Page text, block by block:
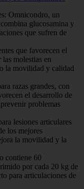
Omnicondro, un
glucosamina y
que sufren de
que favorecen el
molestias en
la movilidad y calidad
razas grandes, con
el desarrollo de
problemas
lesiones articulares
los mejores
la movilidad y la
contiene 60
por cada 20 kg de
para articulaciones de